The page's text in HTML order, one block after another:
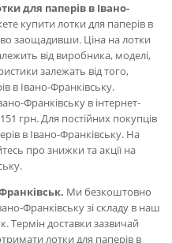
для паперів в Івано-
купити лотки для паперів в
заощадивши. Ціна на лотки
від виробника, моделі,
залежать від того,
в Івано-Франківську.
Франківську в інтернет-
грн. Для постійних покупців
в Івано-Франківську. На
про знижки та акції на
Ми безкоштовно
Франківську зі складу в наш
Термін доставки зазвичай
лотки для паперів в